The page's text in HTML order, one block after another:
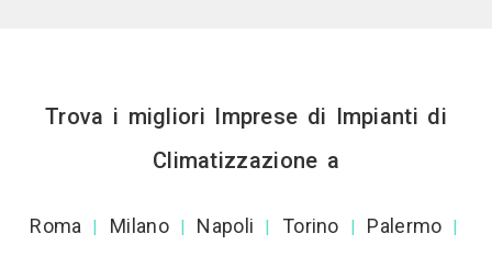
Trova i migliori Imprese di Impianti di
Climatizzazione a
Roma | Milano | Napoli | Torino | Palermo |